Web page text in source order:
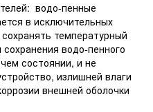
водо-пенные
в исключительных
температурный
водо-пенного
состоянии, и не
излишней влаги
внешней оболочки